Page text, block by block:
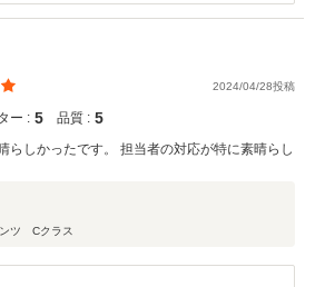
つかってよかったです！今後もメンテナン
していきますので、宜しくお願い致しま
2024/04/28投稿
ー : 5 品質 : 5
らしかったです。 担当者の対応が特に素晴らし
ンツ Cクラス